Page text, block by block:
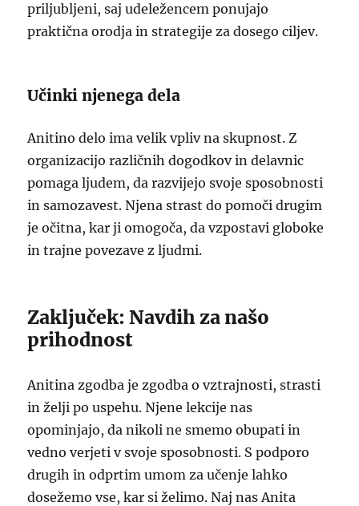
priljubljeni, saj udeležencem ponujajo
praktična orodja in strategije za dosego ciljev.
Učinki njenega dela
Anitino delo ima velik vpliv na skupnost. Z
organizacijo različnih dogodkov in delavnic
pomaga ljudem, da razvijejo svoje sposobnosti
in samozavest. Njena strast do pomoči drugim
je očitna, kar ji omogoča, da vzpostavi globoke
in trajne povezave z ljudmi.
Zaključek: Navdih za našo
prihodnost
Anitina zgodba je zgodba o vztrajnosti, strasti
in želji po uspehu. Njene lekcije nas
opominjajo, da nikoli ne smemo obupati in
vedno verjeti v svoje sposobnosti. S podporo
drugih in odprtim umom za učenje lahko
dosežemo vse, kar si želimo. Naj nas Anita